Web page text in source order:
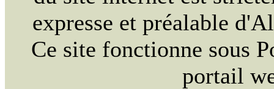
expresse et préalable
Ce site fonctionne sous
portail